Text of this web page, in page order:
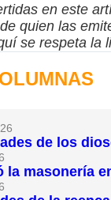
en este
quien las
se respeta la
de los
la masonería